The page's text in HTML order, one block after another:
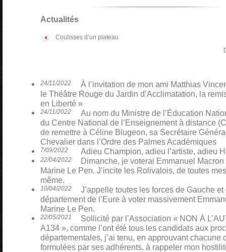
Actualités
Coulisses d’un plateau
24/11/2022
À l’invitation de mon ami Matthias
le Théâtre Rouge du Jardin d’Acclimatation, la
en Liberté »
24/11/2022
Au nom du Ministre de l’Éducation
du Centre National de l’Enseignement à distance
de remettre à Céline Blugeon, sa Secrétaire
Chevalier dans l’Ordre des Palmes Académiques
7/09/2022 Adieu Champion, adieu l’artiste, adieu
22/04/2022
Dimanche, je voterai Emmanuel
Marine Le Pen. J’incite les Rolivalois, de toutes
même.
10/04/2022
J’appelle toutes les forces de Gauche
département de l’Eure à voter massivement
Marine Le Pen.
22/05/2021
Sollicité par l’Association « NON À
A134 », comme l’ont été tous les candidats aux
départementales, j’ai tenu, en approuvant chacune
formulées par ses adhérents, à rappeler mon